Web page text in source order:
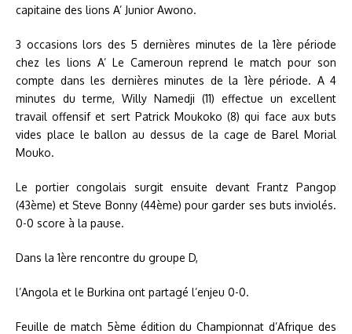
capitaine des lions A’ Junior Awono.
3 occasions lors des 5 dernières minutes de la 1ère période
chez les lions A’ Le Cameroun reprend le match pour son
compte dans les dernières minutes de la 1ère période. A 4
minutes du terme, Willy Namedji (11) effectue un excellent
travail offensif et sert Patrick Moukoko (8) qui face aux buts
vides place le ballon au dessus de la cage de Barel Morial
Mouko.
Le portier congolais surgit ensuite devant Frantz Pangop
(43ème) et Steve Bonny ​(44ème) pour garder ses buts inviolés.
0-0 score à la pause.
Dans la 1ère rencontre du groupe D,
l’Angola et le Burkina ont partagé l’enjeu 0-0.
Feuille de match 5ème édition du Championnat d’Afrique des